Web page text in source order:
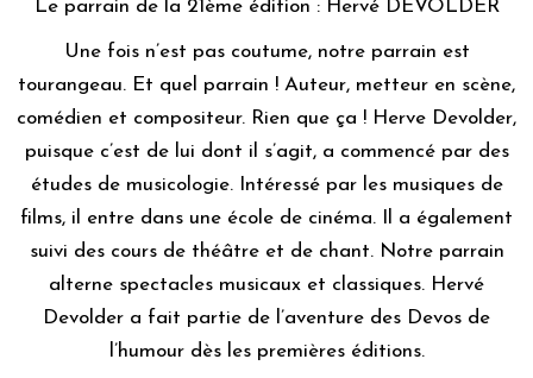
Le parrain de la 21ème édition : Hervé DEVOLDER
Une fois n’est pas coutume, notre parrain est
tourangeau. Et quel parrain ! Auteur, metteur en scène,
comédien et compositeur. Rien que ça ! Herve Devolder,
puisque c’est de lui dont il s’agit, a commencé par des
études de musicologie. Intéressé par les musiques de
films, il entre dans une école de cinéma. Il a également
suivi des cours de théâtre et de chant. Notre parrain
alterne spectacles musicaux et classiques. Hervé
Devolder a fait partie de l’aventure des Devos de
l’humour dès les premières éditions.